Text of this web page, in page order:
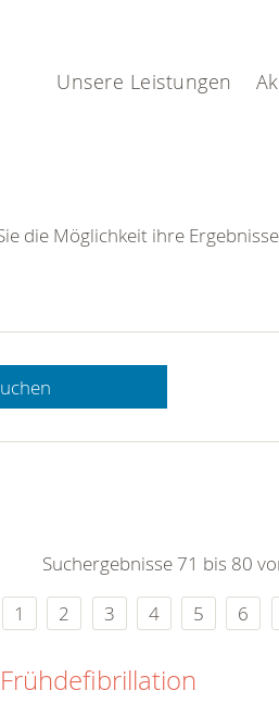
Unsere Leistungen
die Möglichkeit ihre
Suchergebnisse 71 bis 80
1 2 3 4 5 6